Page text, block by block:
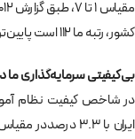
کشور، رتبه ما 112 است پایین‌تر از لیبی و نیجریه و تیمور و سریلانکا
بی‌کیفیتی سرمایه‌گذاری ما